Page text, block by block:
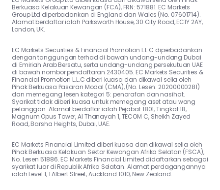
Berkuasa Kelakuan Kewangan (FCA), FRN: 571881. EC Markets
Group Ltd diperbadankan di England dan Wales (No. 07601714).
Alamat berdaftar ialah Parksworth House, 30 City Road, EC1Y 2AY,
London, UK.
EC Markets Securities & Financial Promotion L.L.C diperbadankan
dengan tanggungan terhad di bawah undang-undang Dubai
di Emiriah Arab Bersatu, serta undang-undang persekutuan UAE
di bawah nombor pendaftaran 2430405. EC Markets Securities &
Financial Promotion L.L.C diberi kuasa dan dikawal selia oleh
Pihak Berkuasa Pasaran Modal (CMA), (No. Lesen: 20200000281)
dan memegang lesen kategori 5: penarafan dan nasihat.
Syarikat tidak diberi kuasa untuk memegang aset atau wang
pelanggan. Alamat berdaftar ialah Pejabat 1801, Tingkat 18,
Magnum Opus Tower, Al Thanayah 1, TECOM C, Sheikh Zayed
Road, Barsha Heights, Dubai, UAE.
EC Markets Financial Limited diberi kuasa dan dikawal selia oleh
Pihak Berkuasa Kelakuan Sektor Kewangan Afrika Selatan (FSCA),
No. Lesen 51886. EC Markets Financial Limited didaftarkan sebagai
syarikat luar di Republik Afrika Selatan. Alamat perdagangannya
ialah Level 1, 1 Albert Street, Auckland 1010, New Zealand.